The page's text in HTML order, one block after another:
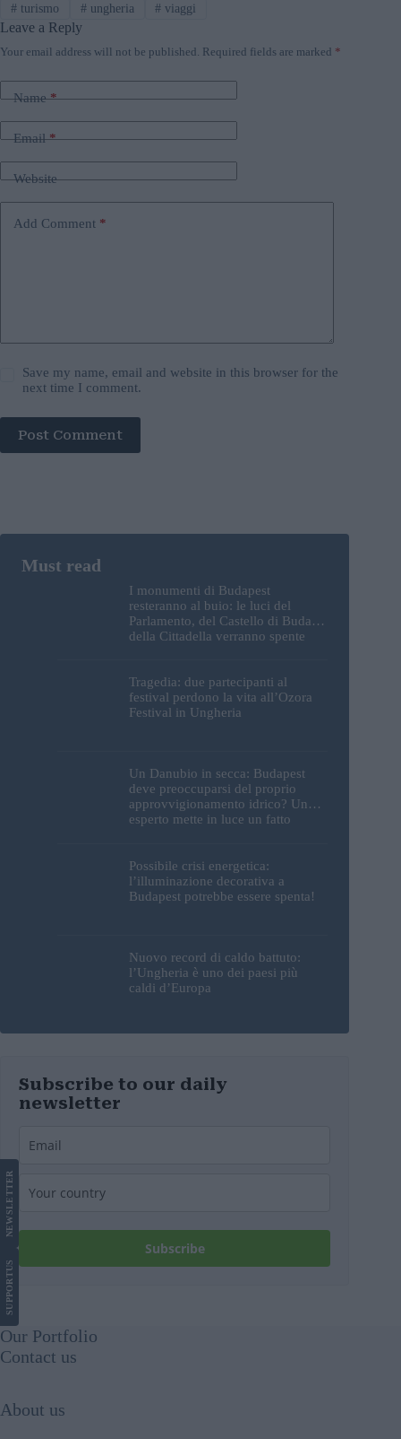
#turismo #ungheria # viaggi
Leave a Reply
Your email address will not be published. Required fields are marked *
Name*
Email*
Website
Add Comment *
Save my name, email and website in this browser for the
next time I comment.
Post Comment
I monumenti di Budapest
resteranno al buio: le luci del
Parlamento, del Castello di Buda e
della Cittadella verranno spente
Tragedia: due partecipanti al
festival perdono la vita all’Ozora
Festival in Ungheria
Un Danubio in secca: Budapest
deve preoccuparsi del proprio
approvvigionamento idrico? Un
esperto mette in luce un fatto
Possibile crisi energetica:
l’illuminazione decorativa a
Budapest potrebbe essere spenta!
Nuovo record di caldo battuto:
l’Ungheria è uno dei paesi più
caldi d’Europa
Subscribe to our daily
newsletter
Subscribe
SUPPORT
US
NEWS
LETTER
Our Portfolio
Contact us
About us